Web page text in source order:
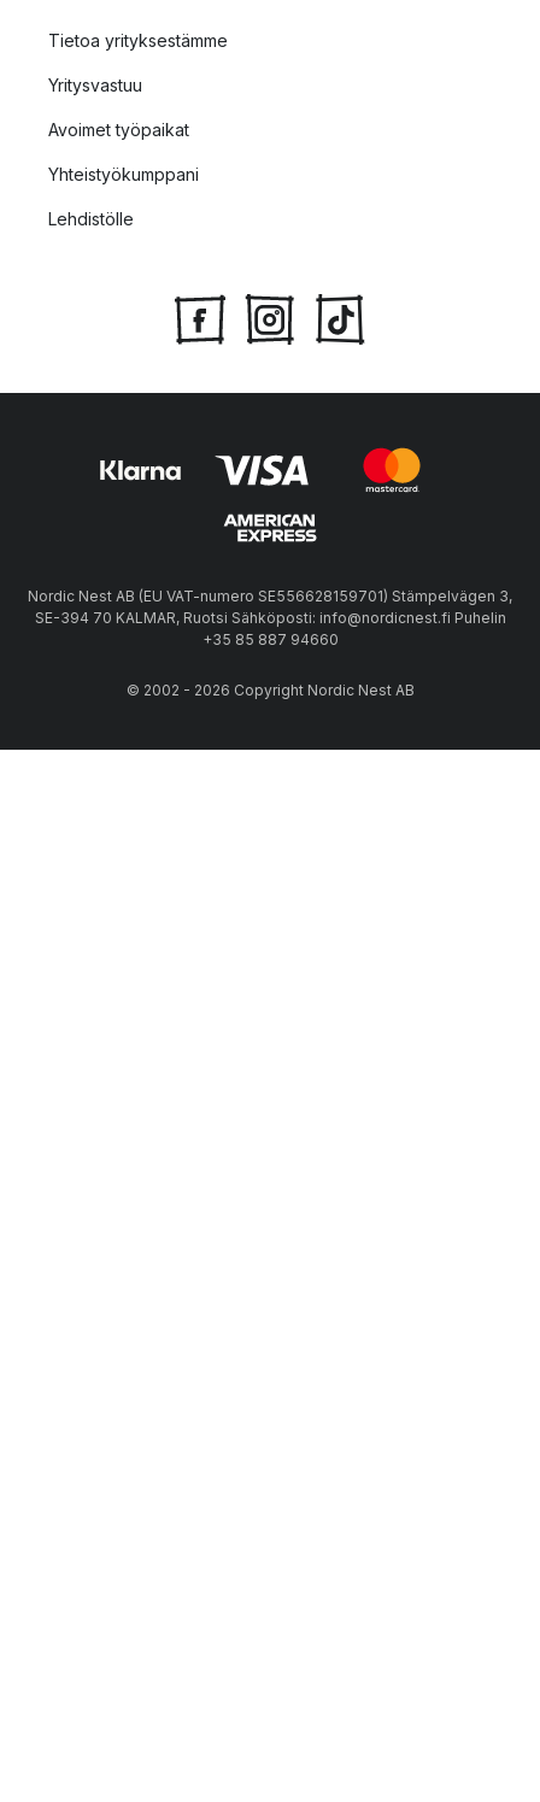
Tietoa yrityksestämme
Yritysvastuu
Avoimet työpaikat
Yhteistyökumppani
Lehdistölle
Nordic Nest AB (EU VAT-numero SE556628159701) Stämpelvägen 3,
SE-394 70 KALMAR, Ruotsi Sähköposti: info@nordicnest.fi Puhelin
+35 85 887 94660
© 2002 - 2026 Copyright Nordic Nest AB